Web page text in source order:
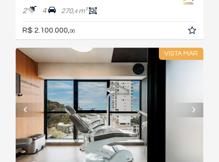
2 4 270,4m²
R$ 2.100.000, 00
VISTA MAR